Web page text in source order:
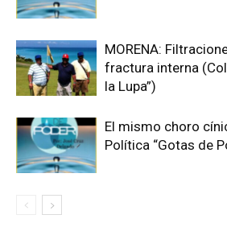
MORENA:
fractura interna
la Lupa”)
El mismo choro
Política “Gotas de